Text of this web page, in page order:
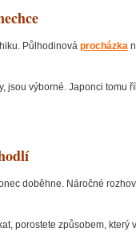
Půlhodinová procházka
jsou výborné. Japonci tomu
doběhne. Náročné
porostete způsobem, který